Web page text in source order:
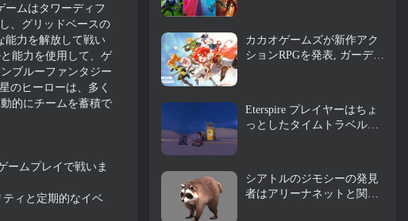
ームはタワーディフ
、グリッドベースの
能力を解放して戦い
能力を使用して、ゲ
ブルーファンタジー
のヒーローは、多く
的にチームを蓄積で
ームプレイで戦いま
ィと定期的なイベ
カカオゲームズが新作アク
ションRPGを発表, ガーディ
Eterspire プレイヤーはちょ
っとしたタイムトラベルが
シアトルのジモシーの発見
者はアリーナネットと関係